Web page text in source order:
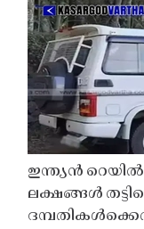
ഇന്ത്യൻ
ലക്ഷങ്ങൾ